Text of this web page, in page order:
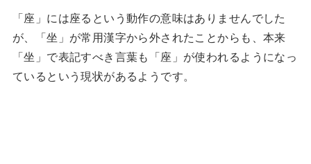
「座」には座るという動作の意味はありませんでした
が、「坐」が常用漢字から外されたことからも、本来
「坐」で表記すべき言葉も「座」が使われるようになっ
ているという現状があるようです。